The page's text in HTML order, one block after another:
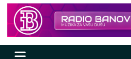
Centar za kulturu
Banovići